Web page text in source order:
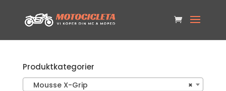
Produktkategorier
×
Mousse X-Grip